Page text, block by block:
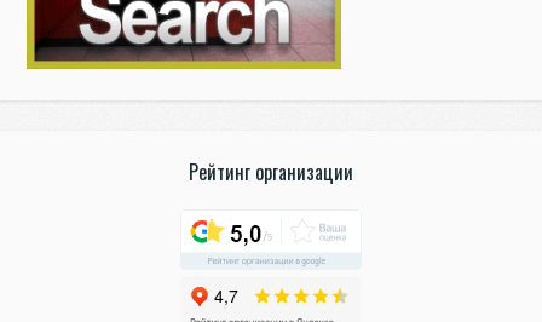
Рейтинг организации